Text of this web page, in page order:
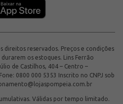
direitos reservados. Preços e condições
os estoques. Lins Ferrão
de Castilhos, 404 – Centro –
0800 000 5353 Inscrito no CNPJ sob
Válidas por tempo limitado.